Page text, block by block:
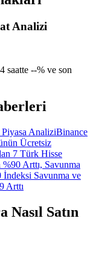
Analizi
saatte --% ve son
AnaliziBinance
Ücretsiz
7 Türk Hisse
Arttı, Savunma
Savunma ve
Arttı
Satın